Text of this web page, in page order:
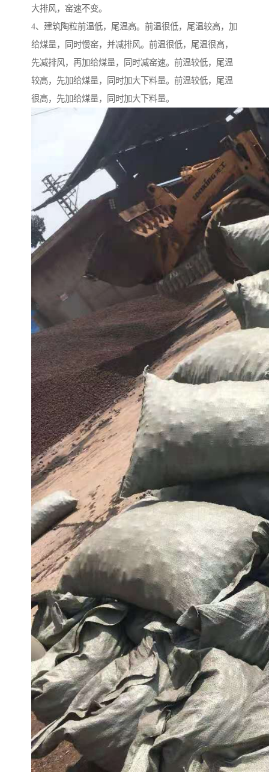
大排风，窑速不变。
4、建筑陶粒前温低，尾温高。前温很低，尾温较高，加
给煤量，同时慢窑，并减排风。前温很低，尾温很高，
先减排风，再加给煤量，同时减窑速。前温较低，尾温
较高，先加给煤量，同时加大下料量。前温较低，尾温
很高，先加给煤量，同时加大下料量。